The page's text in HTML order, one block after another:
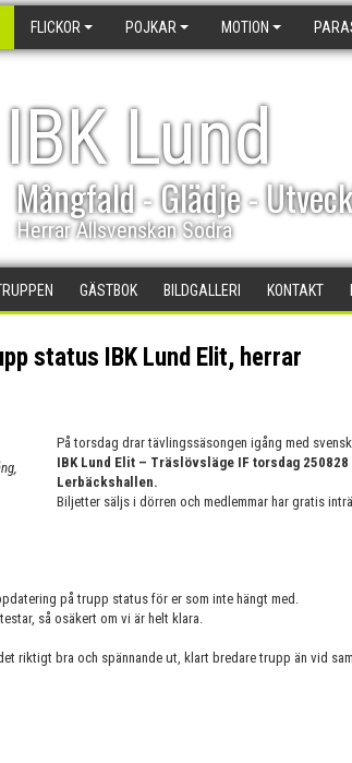
FLICKOR POJKAR MOTION
IBK Lund
Mångfald - Glädje -
Herrar Allsvenskan Södra
GÄSTBOK BILDGALLERI KONTAKT
status IBK Lund Elit, herrar
På torsdag drar tävlingssäsongen igång med
IBK Lund Elit – Träslövsläge IF torsdag 250828
Lerbäckshallen.
Biljetter säljs i dörren och medlemmar har gratis
på trupp status för er som inte hängt med.
så osäkert om vi är helt klara.
riktigt bra och spännande ut, klart bredare trupp än vid